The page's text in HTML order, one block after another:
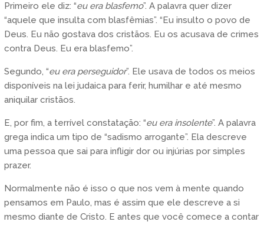
Primeiro ele diz: “eu era blasfemo”. A palavra quer dizer
“aquele que insulta com blasfêmias”. “Eu insulto o povo de
Deus. Eu não gostava dos cristãos. Eu os acusava de crimes
contra Deus. Eu era blasfemo”.
Segundo, “eu era perseguidor”. Ele usava de todos os meios
disponíveis na lei judaica para ferir, humilhar e até mesmo
aniquilar cristãos.
E, por fim, a terrível constatação: “eu era insolente”. A palavra
grega indica um tipo de “sadismo arrogante”. Ela descreve
uma pessoa que sai para infligir dor ou injúrias por simples
prazer.
Normalmente não é isso o que nos vem à mente quando
pensamos em Paulo, mas é assim que ele descreve a si
mesmo diante de Cristo. E antes que você comece a contar